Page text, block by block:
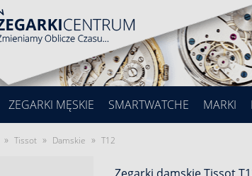
ZEGARKI MĘSKIE SMARTWATCHE MARKI
» Tissot » Damskie » T12